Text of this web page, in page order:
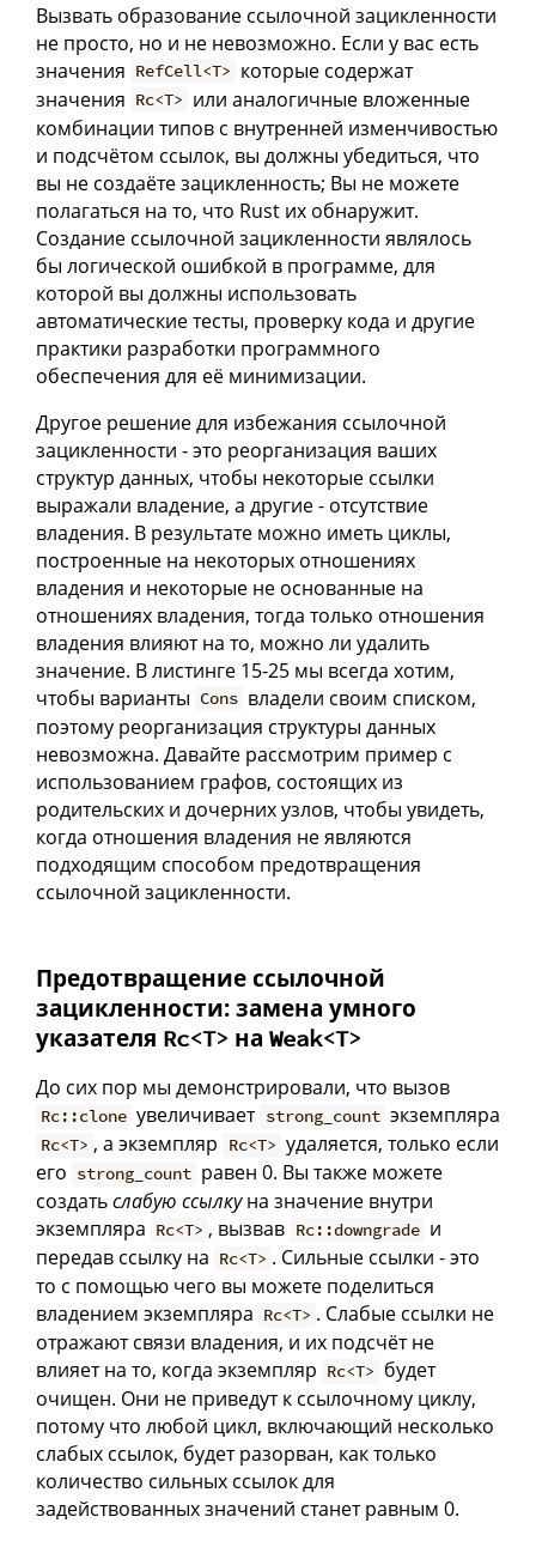
Вызвать образование ссылочной зацикленности
не просто, но и не невозможно. Если у вас есть
значения RefCell<T> которые содержат
значения Rc<T> или аналогичные вложенные
комбинации типов с внутренней изменчивостью
и подсчётом ссылок, вы должны убедиться, что
вы не создаёте зацикленность; Вы не можете
полагаться на то, что Rust их обнаружит.
Создание ссылочной зацикленности являлось
бы логической ошибкой в программе, для
которой вы должны использовать
автоматические тесты, проверку кода и другие
практики разработки программного
обеспечения для её минимизации.
Другое решение для избежания ссылочной
зацикленности - это реорганизация ваших
структур данных, чтобы некоторые ссылки
выражали владение, а другие - отсутствие
владения. В результате можно иметь циклы,
построенные на некоторых отношениях
владения и некоторые не основанные на
отношениях владения, тогда только отношения
владения влияют на то, можно ли удалить
значение. В листинге 15-25 мы всегда хотим,
чтобы варианты Cons владели своим списком,
поэтому реорганизация структуры данных
невозможна. Давайте рассмотрим пример с
использованием графов, состоящих из
родительских и дочерних узлов, чтобы увидеть,
когда отношения владения не являются
подходящим способом предотвращения
ссылочной зацикленности.
Предотвращение ссылочной
зацикленности: замена умного
указателя Rc<T> на Weak<T>
До сих пор мы демонстрировали, что вызов
Rc::clone увеличивает strong_count экземпляра
Rc<T> , а экземпляр Rc<T> удаляется, только если
его strong_count равен 0. Вы также можете
создатьслабую ссылкуна значение внутри
экземпляра Rc<T> , вызвав Rc::downgrade и
передав ссылку на Rc<T> . Сильные ссылки - это
то с помощью чего вы можете поделиться
владением экземпляра Rc<T> . Слабые ссылки не
отражают связи владения, и их подсчёт не
влияет на то, когда экземпляр Rc<T> будет
очищен. Они не приведут к ссылочному циклу,
потому что любой цикл, включающий несколько
слабых ссылок, будет разорван, как только
количество сильных ссылок для
задействованных значений станет равным 0.